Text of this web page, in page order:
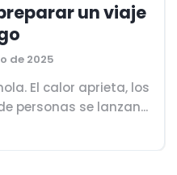
un viaje
de 2025
El calor aprieta, los
personas se lanzan...